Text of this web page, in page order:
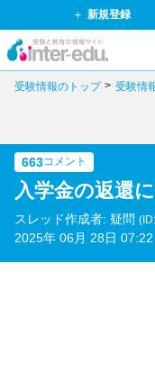
新規登録
受験情報のトップ 受験情
663コメント
入学金の返還
スレッド作成者: 疑問
2025年 06月 28日 07:22